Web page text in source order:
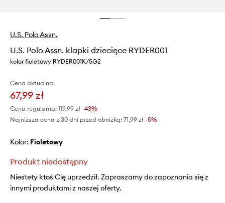
U.S. Polo Assn.
U.S. Polo Assn. klapki dziecięce RYDER001
kolor fioletowy RYDER001K/5G2
Cena aktualna:
67,99 zł
Cena regularna: 119,99 zł -43%
Najniższa cena z 30 dni przed obniżką: 71,99 zł -5%
Kolor: fioletowy
Produkt niedostępny
Niestety ktoś Cię uprzedził. Zapraszamy do zapoznania się z
innymi produktami z naszej oferty.